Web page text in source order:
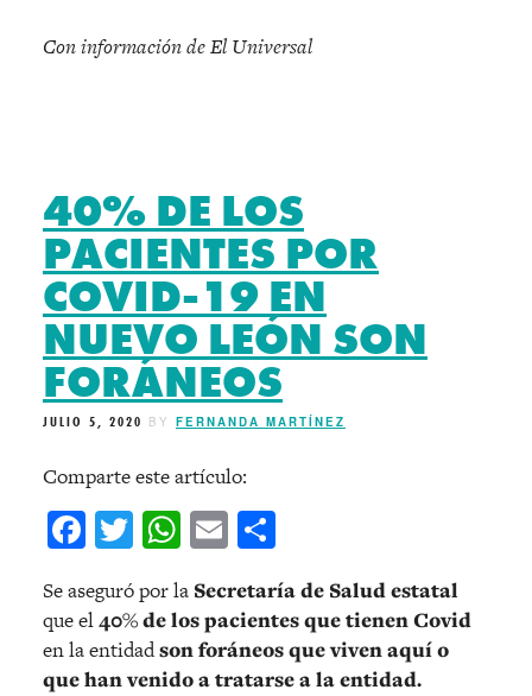
Con información de El Universal
40% DE LOS
PACIENTES POR
COVID-19 EN
NUEVO LEÓN SON
FORÁNEOS
JULIO 5, 2020 BY FERNANDA MARTÍNEZ
Comparte este artículo:
Facebook
Twitter
WhatsApp
Email
Se aseguró por la Secretaría de Salud estatal
que el40% de los pacientes que tienen Covid
en la entidadson foráneos que viven aquí o
que han venido a tratarse a la entidad.